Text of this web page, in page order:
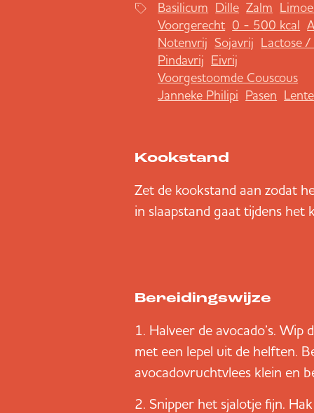
Basilicum Dille Zalm
Voorgerecht 0 - 500 kcal
Notenvrij Sojavrij Lactose
Pindavrij Eivrij
Voorgestoomde Couscous
Janneke Philipi Pasen Lente
Kookstand
Zet de kookstand aan zodat
in slaapstand gaat tijdens het
Bereidingswijze
Halveer de avocado’s.
met een lepel uit de helften.
avocadovruchtvlees klein en
Snipper het sjalotje fijn.